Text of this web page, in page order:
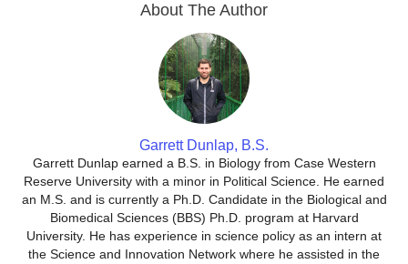
About The Author
Garrett Dunlap, B.S.
Garrett Dunlap earned a B.S. in Biology from Case Western
Reserve University with a minor in Political Science. He earned
an M.S. and is currently a Ph.D. Candidate in the Biological and
Biomedical Sciences (BBS) Ph.D. program at Harvard
University. He has experience in science policy as an intern at
the Science and Innovation Network where he assisted in the